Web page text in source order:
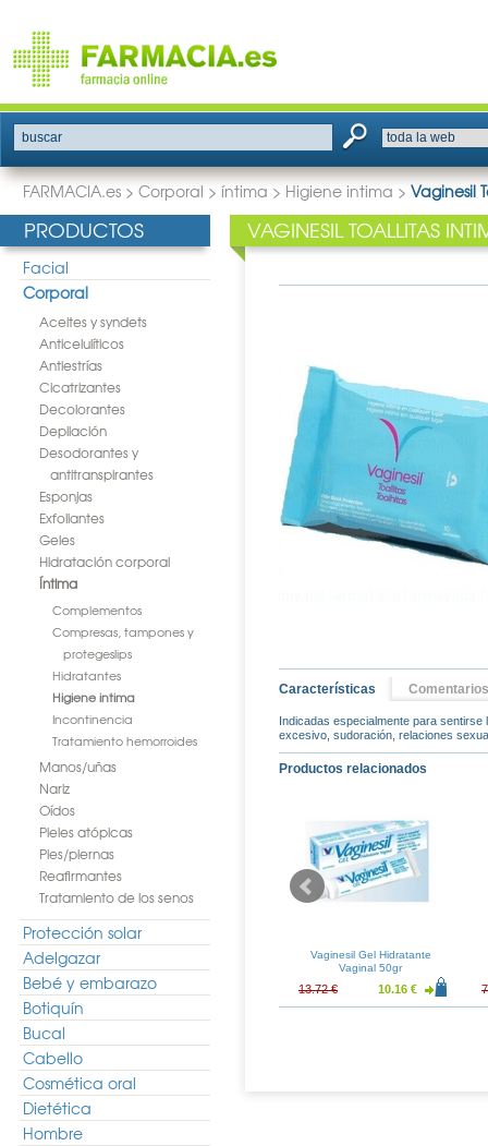
buscar
FARMACIA.es > Corporal > íntima > Higiene intima > Vaginesil
PRODUCTOS
Facial
Corporal
Aceites y syndets
Anticelulíticos
Antiestrías
Cicatrizantes
Decolorantes
Depilación
Desodorantes y
antitranspirantes
Esponjas
Exfoliantes
Geles
Hidratación corporal
Íntima
Complementos
Compresas, tampones y
protegeslips
Hidratantes
Higiene intima
Incontinencia
Tratamiento hemorroides
Manos/uñas
Nariz
Oídos
Pieles atópicas
Pies/piernas
Reafirmantes
Tratamiento de los senos
Protección solar
Adelgazar
Bebé y embarazo
Botiquín
Bucal
Cabello
Cosmética oral
Dietética
Hombre
VAGINESIL TOALLITAS
Características Comentarios
Indicadas especialmente para
excesivo, sudoración, relaciones
Productos relacionados
Toallitas
20uds
3.29 €
Multiaccion 25uds
5.00 €
Vaginesil Gel Hidratante
Vaginal 50gr
13.72 € 10.16 €